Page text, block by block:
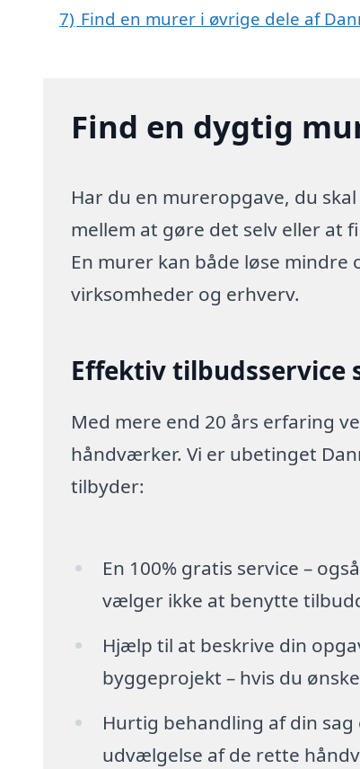
7) Find en murer i øvrige dele af
Find en dygtig
Har du en mureropgave, du
mellem at gøre det selv eller at
En murer kan både løse
virksomheder og erhverv.
Effektiv tilbudsservice
Med mere end 20 års erfaring
håndværker. Vi er ubetinget
tilbyder:
En 100% gratis service –
vælger ikke at benytte
Hjælp til at beskrive din
byggeprojekt – hvis du
Hurtig behandling af din sag
udvælgelse af de rette